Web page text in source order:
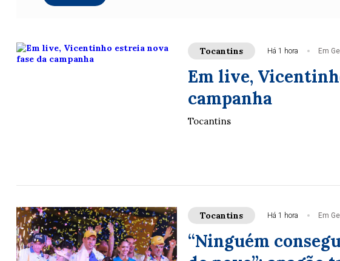
Tocantins Há 1 hora Em
Em live,
campanha
Tocantins
Tocantins Há 1 hora Em
“Ninguém